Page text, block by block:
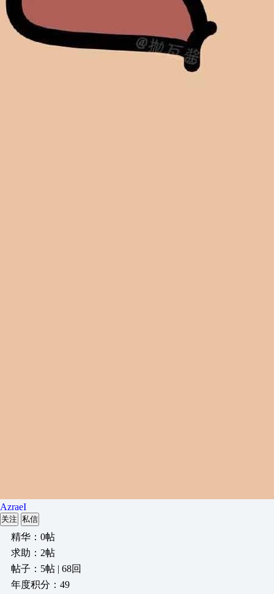
AzraeI
关注 私信
精华：0帖
求助：2帖
帖子：5帖 | 68回
年度积分：49